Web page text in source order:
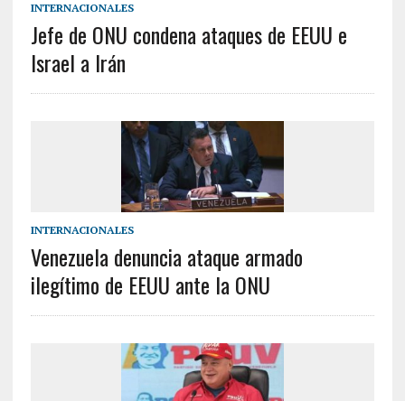
INTERNACIONALES
Jefe de ONU condena ataques de EEUU e
Israel a Irán
INTERNACIONALES
Venezuela denuncia ataque armado
ilegítimo de EEUU ante la ONU